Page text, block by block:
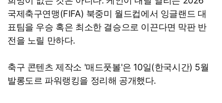
국제축구연맹(FIFA) 북중미 월드컵에서 잉글랜드 대
표팀을 우승 혹은 최소한 결승으로 이끈다면 막판 반
전을 노릴 만하다.
축구 콘텐츠 제작소 '매드풋볼'은 10일(한국시간) 5월
발롱도르 파워랭킹을 정리해 공개했다.